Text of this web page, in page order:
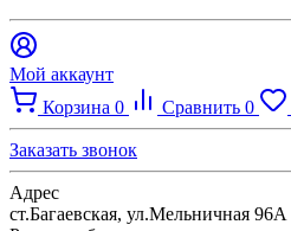
Мой аккаунт
Корзина 0 Сравнить 0
Заказать звонок
Адрес
ст.Багаевская, ул.Мельничная 96А